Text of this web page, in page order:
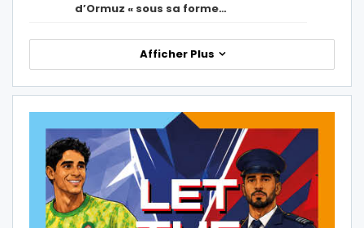
d’Ormuz « sous sa forme…
Afficher Plus